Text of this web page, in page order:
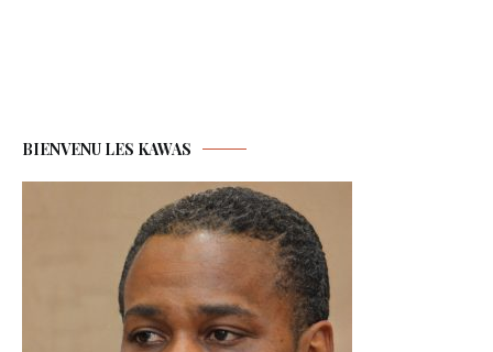
BIENVENU LES KAWAS